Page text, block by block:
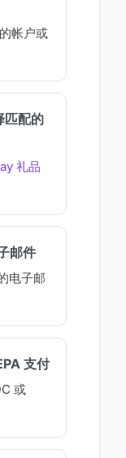
帐户或
匹配的
礼品
邮件
电子邮
支付
或